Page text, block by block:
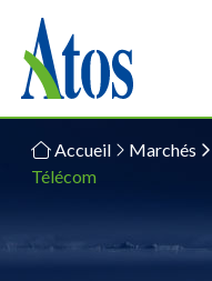
Accueil Marchés
Télécom